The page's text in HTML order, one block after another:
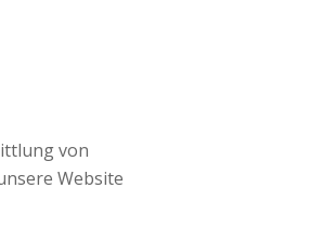
von
Website